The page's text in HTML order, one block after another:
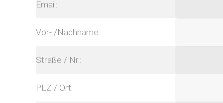
Email:
Vor- /Nachname:
Straße / Nr.:
PLZ / Ort: